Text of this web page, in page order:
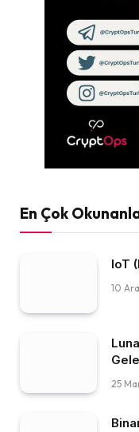
En Çok
IoT
10
25